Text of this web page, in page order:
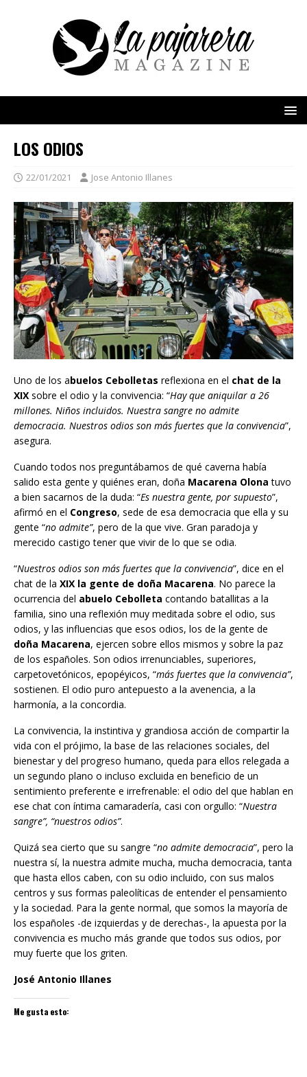
LOS ODIOS
22/01/2021 Jose Antonio Illanes
Uno de los abuelos Cebolletas reflexiona en el chat de la
XIX sobre el odio y la convivencia: “Hay que aniquilar a 26
millones. Niños incluidos. Nuestra sangre no admite
democracia. Nuestros odios son más fuertes que la convivencia”,
asegura.
Cuando todos nos preguntábamos de qué caverna había
salido esta gente y quiénes eran, doña Macarena Olona tuvo
a bien sacarnos de la duda: “Es nuestra gente, por supuesto”,
afirmó en el Congreso, sede de esa democracia que ella y su
gente “no admite”, pero de la que vive. Gran paradoja y
merecido castigo tener que vivir de lo que se odia.
“Nuestros odios son más fuertes que la convivencia”, dice en el
chat de la XIX la gente de doña Macarena. No parece la
ocurrencia del abuelo Cebolleta contando batallitas a la
familia, sino una reflexión muy meditada sobre el odio, sus
odios, y las influencias que esos odios, los de la gente de
doña Macarena, ejercen sobre ellos mismos y sobre la paz
de los españoles. Son odios irrenunciables, superiores,
carpetovetónicos, epopéyicos, “más fuertes que la convivencia”,
sostienen. El odio puro antepuesto a la avenencia, a la
harmonía, a la concordia.
La convivencia, la instintiva y grandiosa acción de compartir la
vida con el prójimo, la base de las relaciones sociales, del
bienestar y del progreso humano, queda para ellos relegada a
un segundo plano o incluso excluida en beneficio de un
sentimiento preferente e irrefrenable: el odio del que hablan en
ese chat con íntima camaradería, casi con orgullo: “Nuestra
sangre”, “nuestros odios”.
Quizá sea cierto que su sangre “no admite democracia”, pero la
nuestra sí, la nuestra admite mucha, mucha democracia, tanta
que hasta ellos caben, con su odio incluido, con sus malos
centros y sus formas paleolíticas de entender el pensamiento
y la sociedad. Para la gente normal, que somos la mayoría de
los españoles -de izquierdas y de derechas-, la apuesta por la
convivencia es mucho más grande que todos sus odios, por
muy fuerte que los griten.
José Antonio Illanes
Me gusta esto: